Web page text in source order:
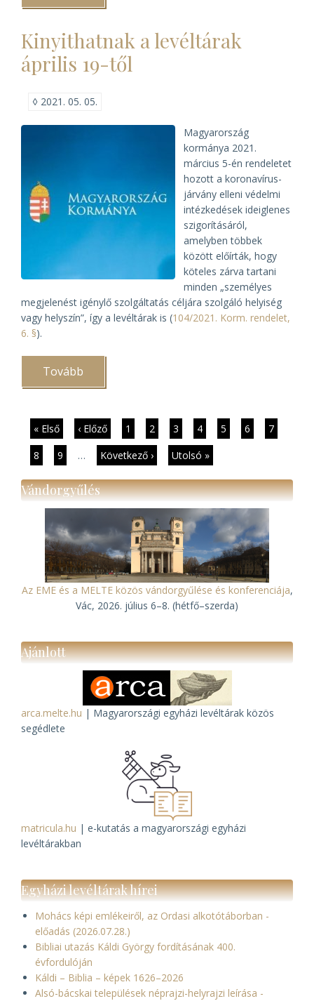
domonkos
800
éve)
Kinyithatnak a levéltárak
április 19-től
◊ 2021. 05. 05.
Magyarország
kormánya 2021.
március 5-én rendeletet
hozott a koronavírus-
járvány elleni védelmi
intézkedések ideiglenes
szigorításáról,
amelyben többek
között előírták, hogy
köteles zárva tartani
minden „személyes
megjelenést igénylő szolgáltatás céljára szolgáló helyiség
vagy helyszín”, így a levéltárak is (104/2021. Korm. rendelet,
6. §).
Tovább
levéltárak
19-
től)
Oldalszámozás
Első
oldal
« Első
Előző
oldal
‹ Előző Page
1 Page
2 Page
3 Page
4
Jelenlegi
5 Page
6 Page
7
Page
8 Page
9 …
Következő
Következő ›
Utolsó
Utolsó »
Vándorgyűlés
Az EME és a MELTE közös vándorgyűlése és konferenciája,
Vác, 2026. július 6–8. (hétfő–szerda)
Ajánlott
arca.melte.hu | Magyarországi egyházi levéltárak közös
segédlete
matricula.hu | e-kutatás a magyarországi egyházi
levéltárakban
Egyházi levéltárak hírei
Mohács képi emlékeiről, az Ordasi alkotótáborban -
előadás (2026.07.28.)
Bibliai utazás Káldi György fordításának 400.
évfordulóján
Káldi – Biblia – képek 1626–2026
Alsó-bácskai települések néprajzi-helyrajzi leírása -